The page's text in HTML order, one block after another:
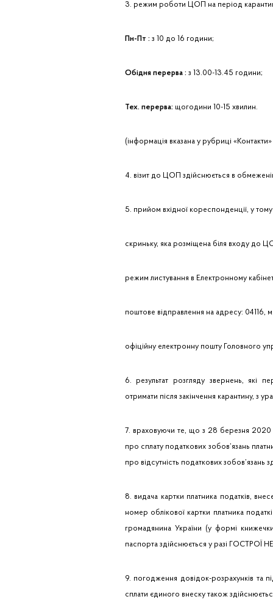
3. режим роботи ЦОП на період
Пн-Пт : з 10 до 16 години;
Обідня перерва : з 13.00-13.45 години;
Тех. перерва: щогодини 10-15 хвилин.
(інформація вказана у рубриці
4. візит до ЦОП здійснюється в обмеженій
5. прийом вхідної кореспонденції, у
скриньку, яка розміщена біля входу до
режим листування в Електронному
поштове відправлення на адресу: 04116,
офіційну електронну пошту Головного
6. результат розгляду звернень, які
отримати після закінчення карантину, з
7. враховуючи те, що з 28 березня 2020
про сплату податкових зобов’язань
про відсутність податкових
8. видача картки платника податків,
номер облікової картки платника
громадянина України (у формі
паспорта здійснюється у разі ГОСТРОЇ
9. погодження довідок-розрахунків та
сплати єдиного внеску також